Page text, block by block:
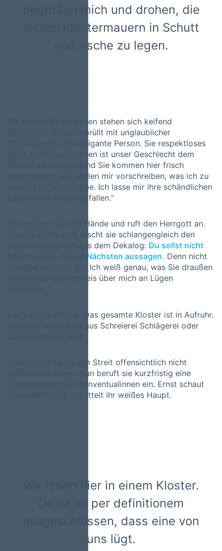
begrüßen mich und drohen, die
dicken Klostermauern in Schutt
und Asche zu legen.
Die beiden Streithennen stehen sich keifend
gegenüber. Die eine brüllt mit unglaublicher
Stimmgewalt „Sie intrigante Person. Sie respektloses
Weib. Seit Generationen ist unser Geschlecht dem
Kloster verbunden. Und Sie kommen hier frisch
angekrochen und wollen mir vorschreiben, was ich zu
tun und zu lassen habe. Ich lasse mir ihre schändlichen
Lügen nicht länger gefallen.“
Die andere ringt die Hände und ruft den Herrgott an.
Als das nichts hilft, zischt sie schlangengleich den
berühmten Spruch aus dem Dekalog: Du sollst nicht
falsch gegen deinen Nächsten aussagen. Denn nicht
ich lüge, sondern Sie. Ich weiß genau, was Sie draußen
in Ihrem Bekanntenkreis über mich an Lügen
Das Fass läuft über. Das gesamte Kloster ist in Aufruhr.
Fehlt nur noch, dass aus Schreierei Schlägerei oder
Die Äbtissin hatte den Streit offensichtlich nicht
schlichten können. Nun beruft sie kurzfristig eine
Versammlung aller Konventualinnen ein. Ernst schaut
sie in die Runde, schüttelt ihr weißes Haupt.
Wir leben hier in einem Kloster.
Da ist es per definitionem
ausgeschlossen, dass eine von
uns lügt.